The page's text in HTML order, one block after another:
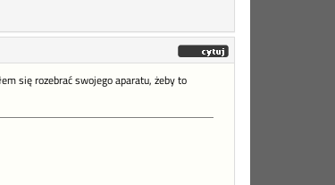
się rozebrać swojego aparatu, żeby to